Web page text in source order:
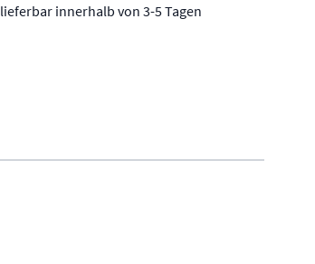
lieferbar innerhalb von 3-5 Tagen